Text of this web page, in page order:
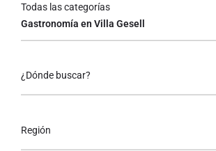
Todas las categorías
Gastronomía en Villa Gesell
¿Dónde buscar?
Región